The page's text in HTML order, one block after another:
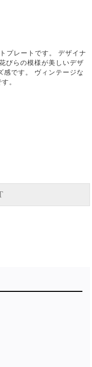
プレートです。 デザイナ
びらの模様が美しいデザ
感です。 ヴィンテージな
。